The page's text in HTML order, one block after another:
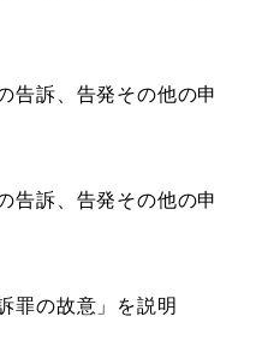
告訴、告発その他の申
告訴、告発その他の申
罪の故意」を説明